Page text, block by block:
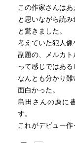
この作家さんは
と思いながら読み
と驚きました。
考えていた犯人像
副題の、メルカト
って感じではある
なんとも分かり難
面白かった。
島田さんの薦に
す。
これがデビュー作